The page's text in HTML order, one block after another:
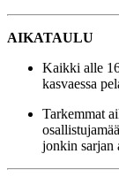
AIKATAULU
Kaikki alle
kasvaessa
Tarkemmat
jonkin sarjan